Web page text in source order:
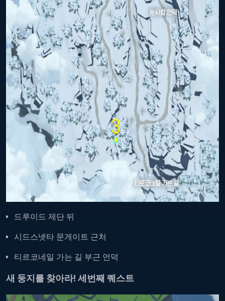
드루이드 제단 뒤
시드스넷타 문게이트 근처
티르코네일 가는 길 부근 언덕
새 둥지를 찾아라! 세번째 퀘스트